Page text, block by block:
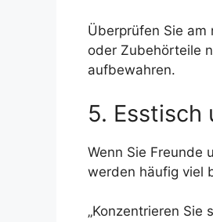
Überprüfen Sie
oder Zubehörteile
aufbewahren.
5. Esstisch
Wenn Sie Freunde
werden häufig viel
„Konzentrieren